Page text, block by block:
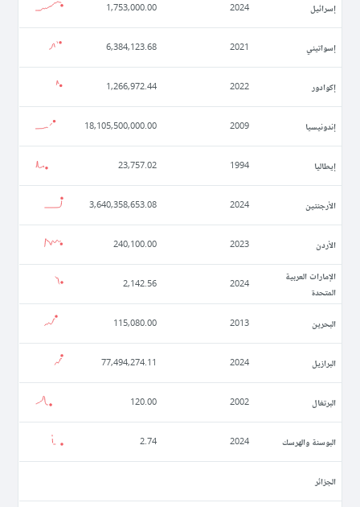
إسرائيل 2024
1,753,000.00
إسواتيني 2021
6,384,123.68
إكوادور 2022
1,266,972.44
إندونيسيا 2009
18,105,500,000.00
إيطاليا 1994
23,757.02
الأرجنتين 2024
3,640,358,653.08
الأردن 2023
240,100.00
الإمارات العربية
المتحدة
2024
2,142.56
البحرين 2013
115,080.00
البرازيل 2024
77,494,274.11
البرتغال 2002
120.00
البوسنة والهرسك 2024
2.74
الجزائر